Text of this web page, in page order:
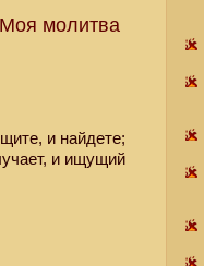
молитва
и найдете;
и ищущий